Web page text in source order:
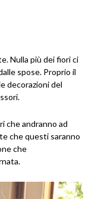
Nulla più dei fiori ci
spose. Proprio il
decorazioni del
che andranno ad
che questi saranno
che